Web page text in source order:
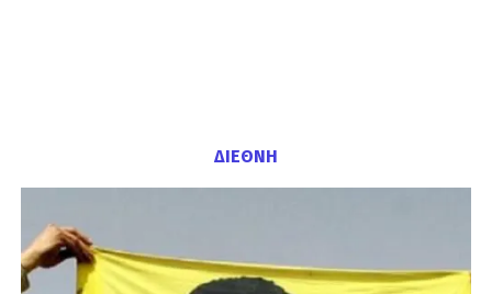
ΔΙΕΘΝΗ